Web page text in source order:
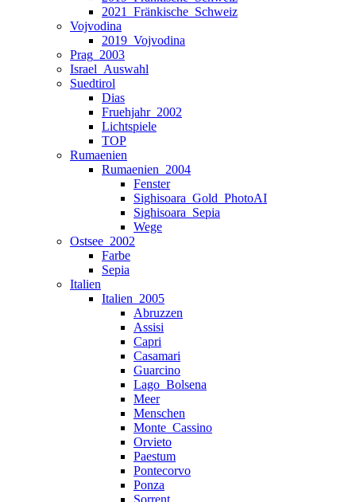
2021_Fränkische_Schweiz
Vojvodina
2019_Vojvodina
Prag_2003
Israel_Auswahl
Suedtirol
Dias
Fruehjahr_2002
Lichtspiele
TOP
Rumaenien
Rumaenien_2004
Fenster
Sighisoara_Gold_PhotoAI
Sighisoara_Sepia
Wege
Ostsee_2002
Farbe
Sepia
Italien
Italien_2005
Abruzzen
Assisi
Capri
Casamari
Guarcino
Lago_Bolsena
Meer
Menschen
Monte_Cassino
Orvieto
Paestum
Pontecorvo
Ponza
Sorrent